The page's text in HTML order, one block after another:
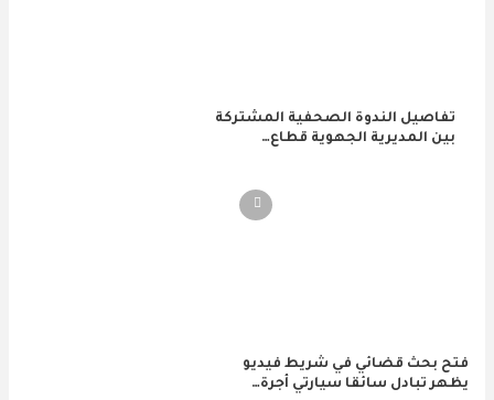
تفاصيل الندوة الصحفية المشتركة
بين المديرية الجهوية قطاع…
فتح بحث قضائي في شريط فيديو
يظهر تبادل سائقا سيارتي أجرة…